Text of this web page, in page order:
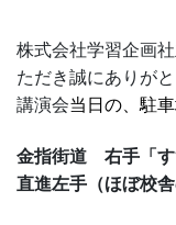
株式会社学習企画
ただき誠にありがと
講演会当日の、駐
金指街道 右手「す
直進左手（ほぼ校